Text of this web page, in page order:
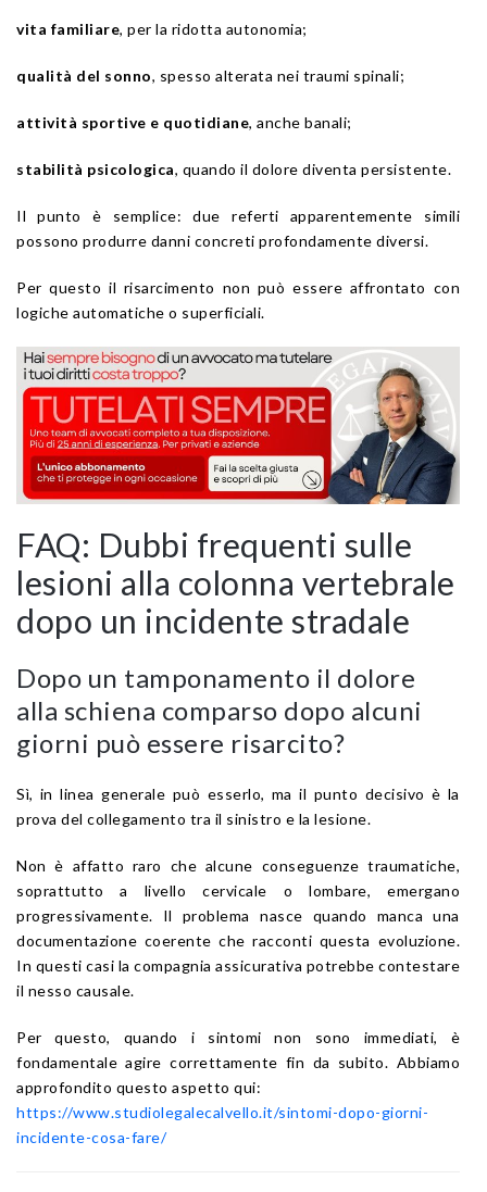
vita familiare, per la ridotta autonomia;
qualità del sonno, spesso alterata nei traumi spinali;
attività sportive e quotidiane, anche banali;
stabilità psicologica, quando il dolore diventa persistente.
Il punto è semplice: due referti apparentemente simili
possono produrre danni concreti profondamente diversi.
Per questo il risarcimento non può essere affrontato con
logiche automatiche o superficiali.
FAQ: Dubbi frequenti sulle
lesioni alla colonna vertebrale
dopo un incidente stradale
Dopo un tamponamento il dolore
alla schiena comparso dopo alcuni
giorni può essere risarcito?
Sì, in linea generale può esserlo, ma il punto decisivo è la
prova del collegamento tra il sinistro e la lesione.
Non è affatto raro che alcune conseguenze traumatiche,
soprattutto a livello cervicale o lombare, emergano
progressivamente. Il problema nasce quando manca una
documentazione coerente che racconti questa evoluzione.
In questi casi la compagnia assicurativa potrebbe contestare
il nesso causale.
Per questo, quando i sintomi non sono immediati, è
fondamentale agire correttamente fin da subito. Abbiamo
approfondito questo aspetto qui:
https://www.studiolegalecalvello.it/sintomi-dopo-giorni-
incidente-cosa-fare/